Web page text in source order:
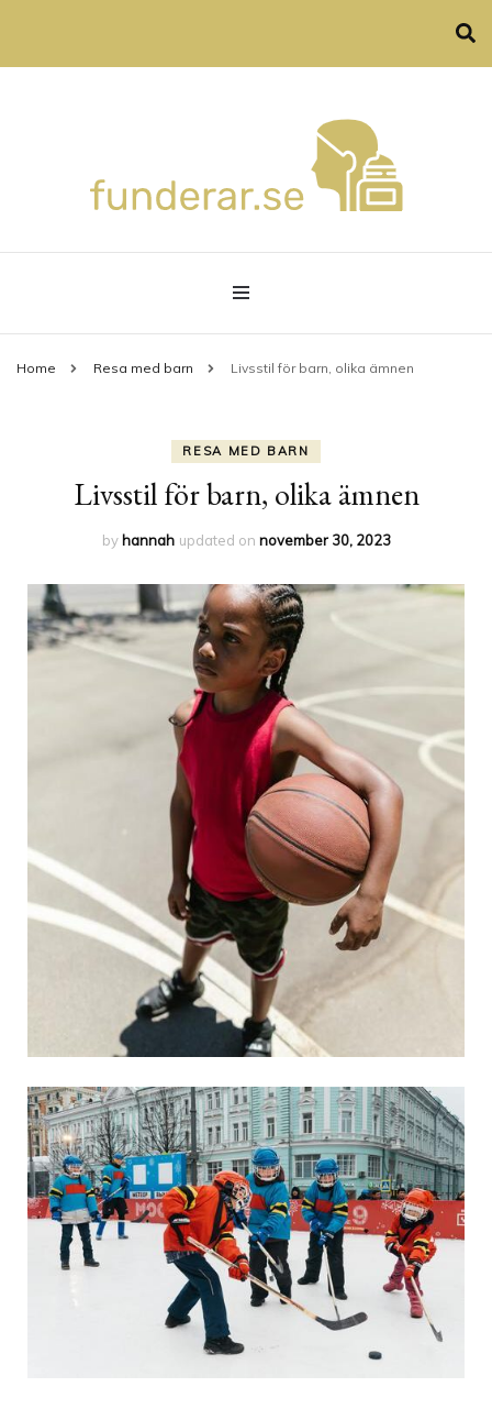
funderar.se
Home Resa med barn Livsstil för barn, olika ämnen
RESA MED BARN
Livsstil för barn, olika ämnen
by hannah updated on november 30, 2023